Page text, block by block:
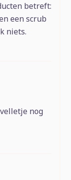
betreft:
een scrub
niets.
nog